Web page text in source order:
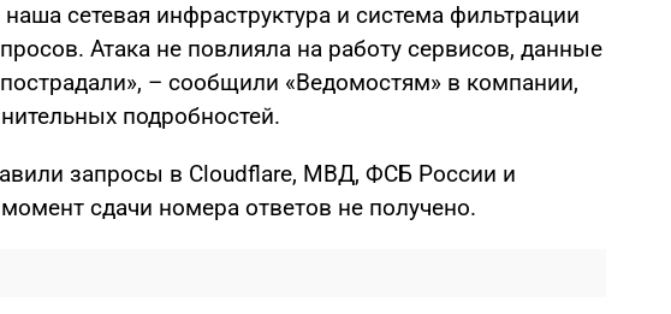
сетевая инфраструктура и система фильтрации
Атака не повлияла на работу сервисов, данные
– сообщили «Ведомостям» в компании,
подробностей.
запросы в Cloudflare, МВД, ФСБ России и
сдачи номера ответов не получено.